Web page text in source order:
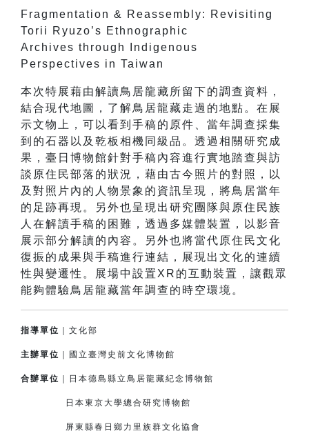
Fragmentation & Reassembly: Revisiting
Torii Ryuzo’s Ethnographic
Archives through Indigenous
Perspectives in Taiwan
本次特展藉由解讀鳥居龍藏所留下的調查資料，
結合現代地圖，了解鳥居龍藏走過的地點。在展
示文物上，可以看到手稿的原件、當年調查採集
到的石器以及乾板相機同級品。透過相關研究成
果，臺日博物館針對手稿內容進行實地踏查與訪
談原住民部落的狀況，藉由古今照片的對照，以
及對照片內的人物景象的資訊呈現，將鳥居當年
的足跡再現。另外也呈現出研究團隊與原住民族
人在解讀手稿的困難，透過多媒體裝置，以影音
展示部分解讀的內容。另外也將當代原住民文化
復振的成果與手稿進行連結，展現出文化的連續
性與變遷性。展場中設置XR的互動裝置，讓觀眾
能夠體驗鳥居龍藏當年調查的時空環境。
指導單位 ｜文化部
主辦單位 ｜國立臺灣史前文化博物館
合辦單位 ｜日本德島縣立鳥居龍藏紀念博物館
日本東京大學總合研究博物館
屏東縣春日鄉力里族群文化協會